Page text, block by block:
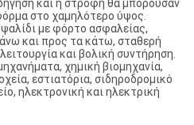
και η στροφή θα μπορούσαν
στο χαμηλότερο ύψος.
με φόρτο ασφαλείας,
και προς τα κάτω, σταθερή
και βολική συντήρηση.
χημική βιομηχανία,
εστιατόρια, σιδηροδρομικό
ηλεκτρονική και ηλεκτρική